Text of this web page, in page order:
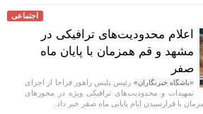
اجتماعی
اعلام محدودیت‌های ترافیکی در
مشهد و قم همزمان با پایان ماه
صفر
«باشگاه خبرنگاران» رئیس پلیس راهور فراجا از اجرای
تمهیدات و محدودیت‌های ترافیکی ویژه در محور‌های
با فرارسیدن ایام پایانی ماه صفر خبر داد.